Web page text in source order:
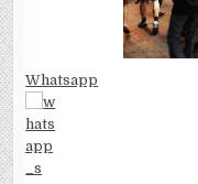
Whatsapp